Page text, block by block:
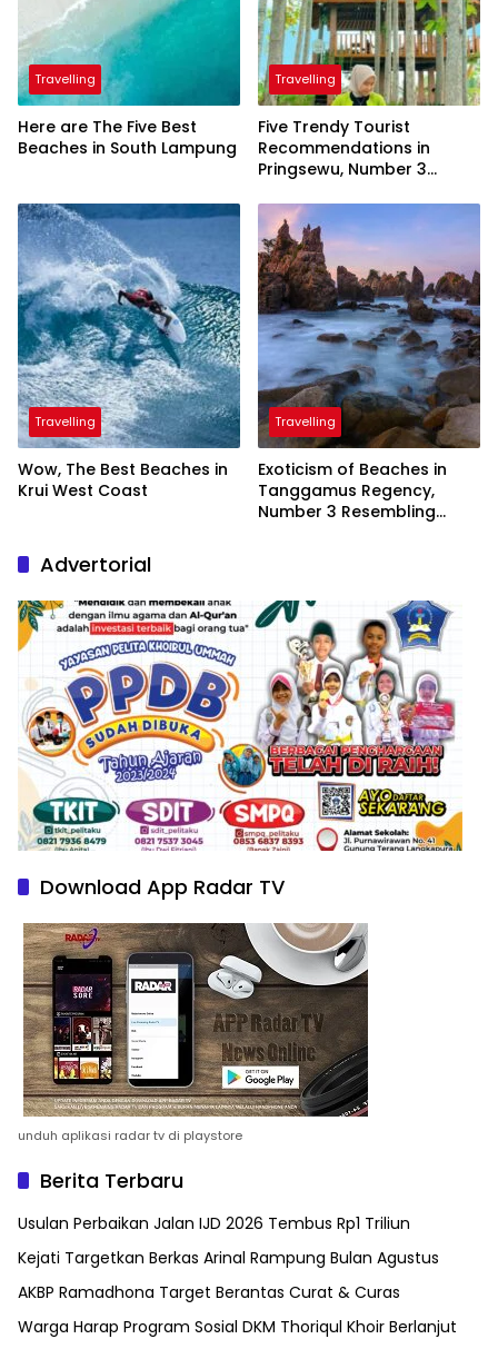
Travelling
Here are The Five Best
Beaches in South Lampung
Travelling
Five Trendy Tourist
Recommendations in
Pringsewu, Number 3
President
Travelling
Wow, The Best Beaches in
Krui West Coast
Travelling
Exoticism of Beaches in
Tanggamus Regency,
Number 3 Resembling
Advertorial
Download App Radar TV
unduh aplikasi radar tv di playstore
Berita Terbaru
Usulan Perbaikan Jalan IJD 2026 Tembus Rp1 Triliun
Kejati Targetkan Berkas Arinal Rampung Bulan Agustus
AKBP Ramadhona Target Berantas Curat & Curas
Warga Harap Program Sosial DKM Thoriqul Khoir Berlanjut